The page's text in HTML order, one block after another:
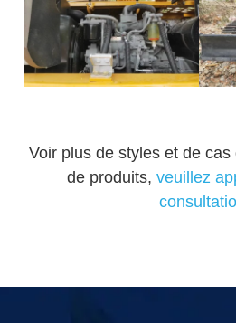
Voir plus de styles et de
de produits, veuillez